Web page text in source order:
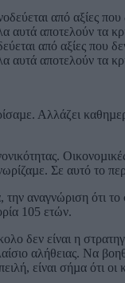
από αξίες που
αυτά αποτελούν τα
Αλλάζει
Σε αυτό το
αναγνώριση ότι
105 ετών.
δεν είναι η
αλήθειας. Να
είναι σήµα ότι